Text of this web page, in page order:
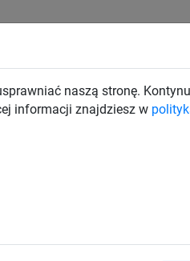
naszą stronę.
informacji znajdziesz w
SIATKI